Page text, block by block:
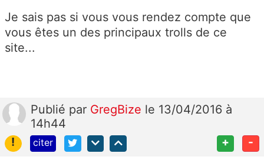
Je sais pas si vous vous rendez compte que
vous êtes un des principaux trolls de ce
site...
Publié par GregBize le 13/04/2016 à
14h44
!
citer + -